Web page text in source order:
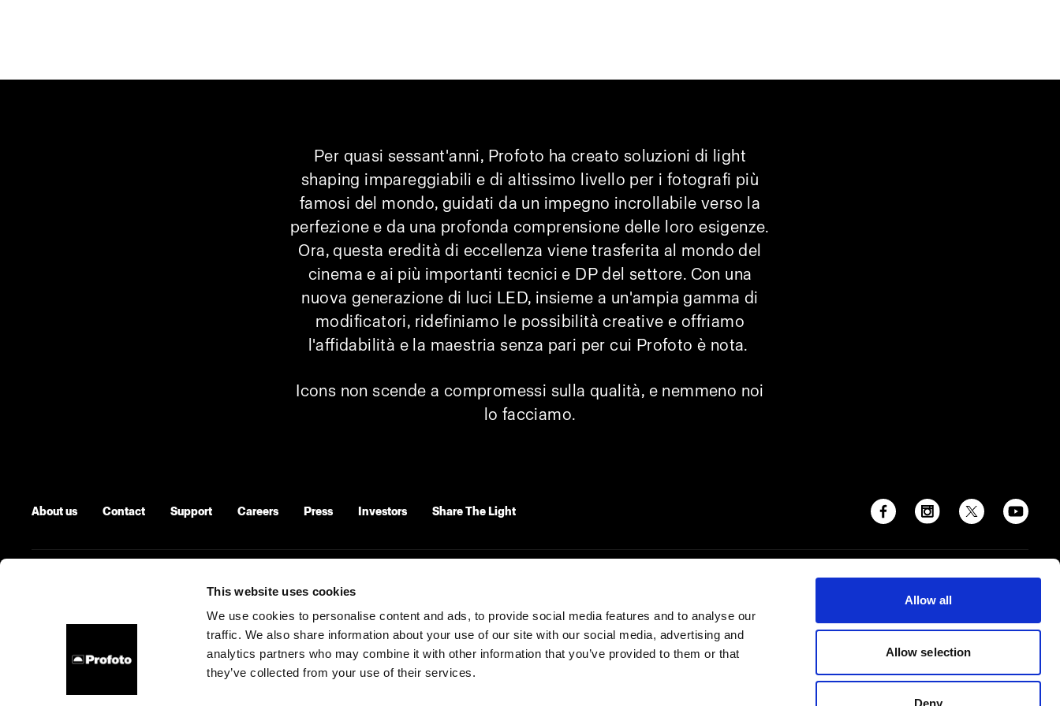
This website uses cookies
We use cookies to personalise content and ads, to provide social media features and to analyse our
traffic. We also share information about your use of our site with our social media, advertising and
analytics partners who may combine it with other information that you’ve provided to them or that
they’ve collected from your use of their services.
Allow all
Allow selection
Deny
Per quasi sessant'anni, Profoto ha creato soluzioni di light
shaping impareggiabili e di altissimo livello per i fotografi più
famosi del mondo, guidati da un impegno incrollabile verso la
perfezione e da una profonda comprensione delle loro esigenze.
Ora, questa eredità di eccellenza viene trasferita al mondo del
cinema e ai più importanti tecnici e DP del settore. Con una
nuova generazione di luci LED, insieme a un'ampia gamma di
modificatori, ridefiniamo le possibilità creative e offriamo
l'affidabilità e la maestria senza pari per cui Profoto è nota.
Icons non scende a compromessi sulla qualità, e nemmeno noi
lo facciamo.
About us Contact Support Careers Press Investors Share The Light
Terms of use Poland
Copyright (C) 1968-2025 Profoto AB. All rights reserved.